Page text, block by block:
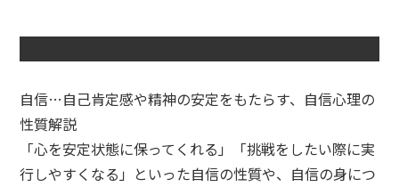
自信…自己肯定感や精神の安定をもたらす、自信心理の
性質解説
「心を安定状態に保ってくれる」「挑戦をしたい際に実
行しやすくなる」といった自信の性質や、自信の身につ